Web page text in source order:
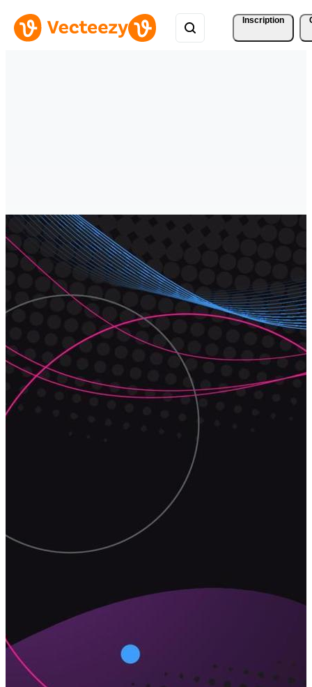
Inscription